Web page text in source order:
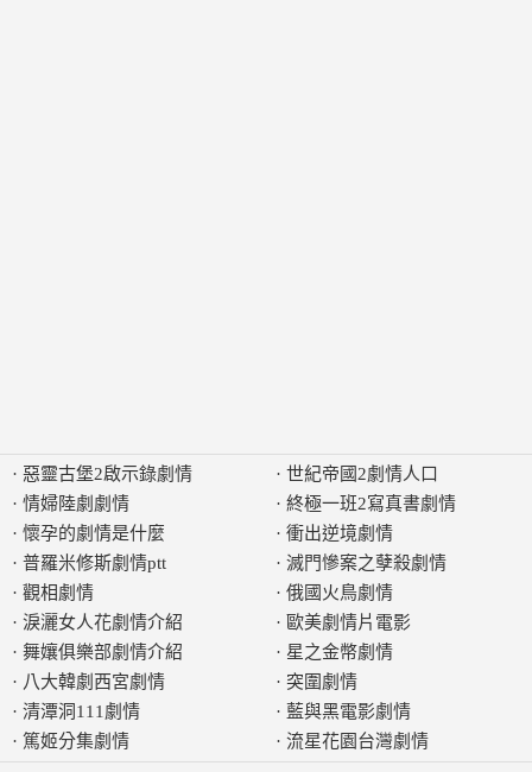
· 惡靈古堡2啟示錄劇情
· 情婦陸劇劇情
· 懷孕的劇情是什麼
· 普羅米修斯劇情ptt
· 觀相劇情
· 淚灑女人花劇情介紹
· 舞孃俱樂部劇情介紹
· 八大韓劇西宮劇情
· 清潭洞111劇情
· 篤姬分集劇情
· 世紀帝國2劇情人口
· 終極一班2寫真書劇情
· 衝出逆境劇情
· 滅門慘案之孽殺劇情
· 俄國火鳥劇情
· 歐美劇情片電影
· 星之金幣劇情
· 突圍劇情
· 藍與黑電影劇情
· 流星花園台灣劇情